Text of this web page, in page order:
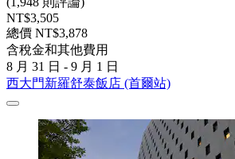
NT$3,505
總價 NT$3,878
含稅金和其他費用
8 月 31 日 - 9 月 1 日
西大門新羅舒泰飯店 (首爾站)